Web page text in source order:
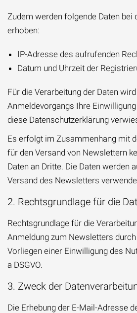
Zudem werden folgende Daten bei
erhoben:
IP-Adresse des aufrufenden
Datum und Uhrzeit der
Für die Verarbeitung der Daten
Anmeldevorgangs Ihre
diese Datenschutzerklärung
Es erfolgt im Zusammenhang mit
für den Versand von Newslettern
Daten an Dritte. Die Daten werden
Versand des Newsletters
2. Rechtsgrundlage für die
Rechtsgrundlage für die
Anmeldung zum Newsletters
Vorliegen einer Einwilligung des
a DSGVO.
3. Zweck der
Die Erhebung der E-Mail-Adresse